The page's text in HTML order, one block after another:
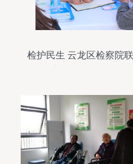
检护民生 云龙区检察院